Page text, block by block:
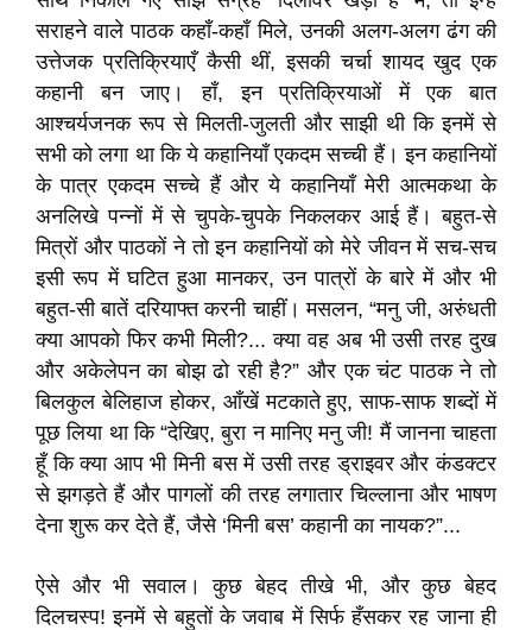
सराहने वाले पाठक कहाँ-कहाँ मिले, उनकी अलग-अलग ढंग की
उत्तेजक प्रतिक्रियाएँ कैसी थीं, इसकी चर्चा शायद खुद एक
कहानी बन जाए। हाँ, इन प्रतिक्रियाओं में एक बात
आश्चर्यजनक रूप से मिलती-जुलती और साझी थी कि इनमें से
सभी को लगा था कि ये कहानियाँ एकदम सच्ची हैं। इन कहानियों
के पात्र एकदम सच्चे हैं और ये कहानियाँ मेरी आत्मकथा के
अनलिखे पन्नों में से चुपके-चुपके निकलकर आई हैं। बहुत-से
मित्रों और पाठकों ने तो इन कहानियों को मेरे जीवन में सच-सच
इसी रूप में घटित हुआ मानकर, उन पात्रों के बारे में और भी
बहुत-सी बातें दरियाफ्त करनी चाहीं। मसलन, “मनु जी, अरुंधती
क्या आपको फिर कभी मिली?... क्या वह अब भी उसी तरह दुख
और अकेलेपन का बोझ ढो रही है?” और एक चंट पाठक ने तो
बिलकुल बेलिहाज होकर, आँखें मटकाते हुए, साफ-साफ शब्दों में
पूछ लिया था कि “देखिए, बुरा न मानिए मनु जी! मैं जानना चाहता
हूँ कि क्या आप भी मिनी बस में उसी तरह ड्राइवर और कंडक्टर
से झगड़ते हैं और पागलों की तरह लगातार चिल्लाना और भाषण
देना शुरू कर देते हैं, जैसे ‘मिनी बस’ कहानी का नायक?”...
ऐसे और भी सवाल। कुछ बेहद तीखे भी, और कुछ बेहद
दिलचस्प! इनमें से बहुतों के जवाब में सिर्फ हँसकर रह जाना ही